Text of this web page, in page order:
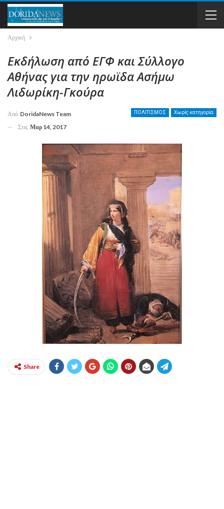
Αρχική
Εκδήλωση από ΕΓΦ και Σύλλογο
Αθήνας για την ηρωϊδα Ασήμω
Λιδωρίκη-Γκούρα
ΠΟΛΙΤΙΣΜΟΣ Χωρίς κατηγορία
Από DoridaNews Team
Στις Μαρ 14, 2017
Share